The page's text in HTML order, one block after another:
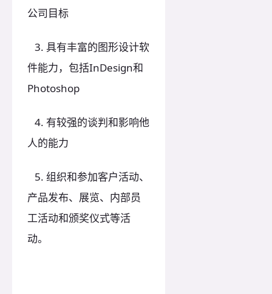
公司目标
3. 具有丰富的图形设计软
件能力，包括InDesign和
Photoshop
4. 有较强的谈判和影响他
人的能力
5. 组织和参加客户活动、
产品发布、展览、内部员
工活动和颁奖仪式等活
动。